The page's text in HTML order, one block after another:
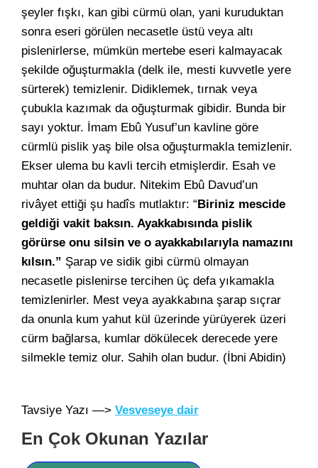
şeyler fışkı, kan gibi cürmü olan, yani kuruduktan
sonra eseri görülen necasetle üstü veya altı
pislenirlerse, mümkün mertebe eseri kalmayacak
şekilde oğuşturmakla (delk ile, mesti kuvvetle yere
sürterek) temizlenir. Didiklemek, tırnak veya
çubukla kazımak da oğuşturmak gibidir. Bunda bir
sayı yoktur. İmam Ebû Yusuf’un kavline göre
cürmlü pislik yaş bile olsa oğuşturmakla temizlenir.
Ekser ulema bu kavli tercih etmişlerdir. Esah ve
muhtar olan da budur. Nitekim Ebû Davud’un
rivâyet ettiği şu hadîs mutlaktır: “Biriniz mescide
geldiği vakit baksın. Ayakkabısında pislik
görürse onu silsin ve o ayakkabılarıyla namazını
kılsın.” Şarap ve sidik gibi cürmü olmayan
necasetle pislenirse tercihen üç defa yıkamakla
temizlenirler. Mest veya ayakkabına şarap sıçrar
da onunla kum yahut kül üzerinde yürüyerek üzeri
cürm bağlarsa, kumlar dökülecek derecede yere
silmekle temiz olur. Sahih olan budur. (İbni Abidin)
Tavsiye Yazı —> Vesveseye dair
En Çok Okunan Yazılar